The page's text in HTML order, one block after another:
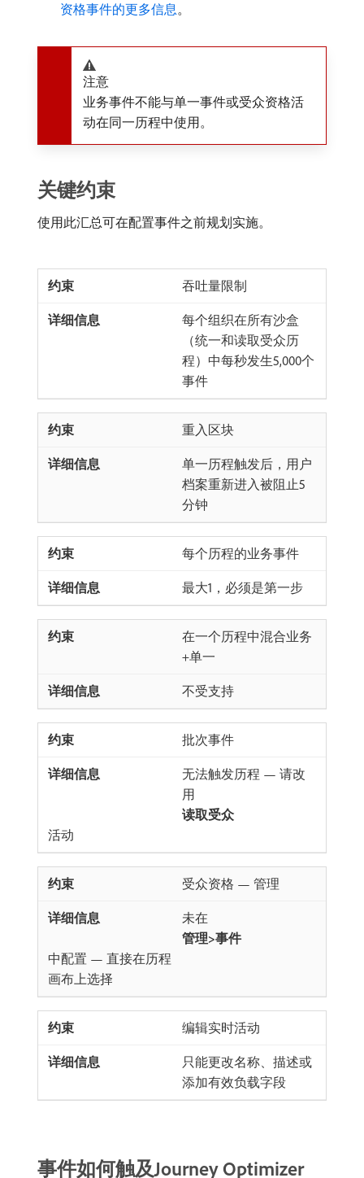
资格事件的更多信息。
注意
业务事件不能与单一事件或受众资格活
动在同一历程中使用。
关键约束
使用此汇总可在配置事件之前规划实施。
吞吐量限制
每个组织在所有沙盒
（统一和读取受众历
程）中每秒发生5,000个
事件
重入区块
单一历程触发后，用户
档案重新进入被阻止5
分钟
每个历程的业务事件
最大1，必须是第一步
在一个历程中混合业务
+单一
不受支持
批次事件
无法触发历程 — 请改
用​
读取受众
​活动
受众资格 — 管理
未在​
管理>事件
​中配置 — 直接在历程
画布上选择
编辑实时活动
只能更改名称、描述或
添加有效负载字段
事件如何触及Journey Optimizer